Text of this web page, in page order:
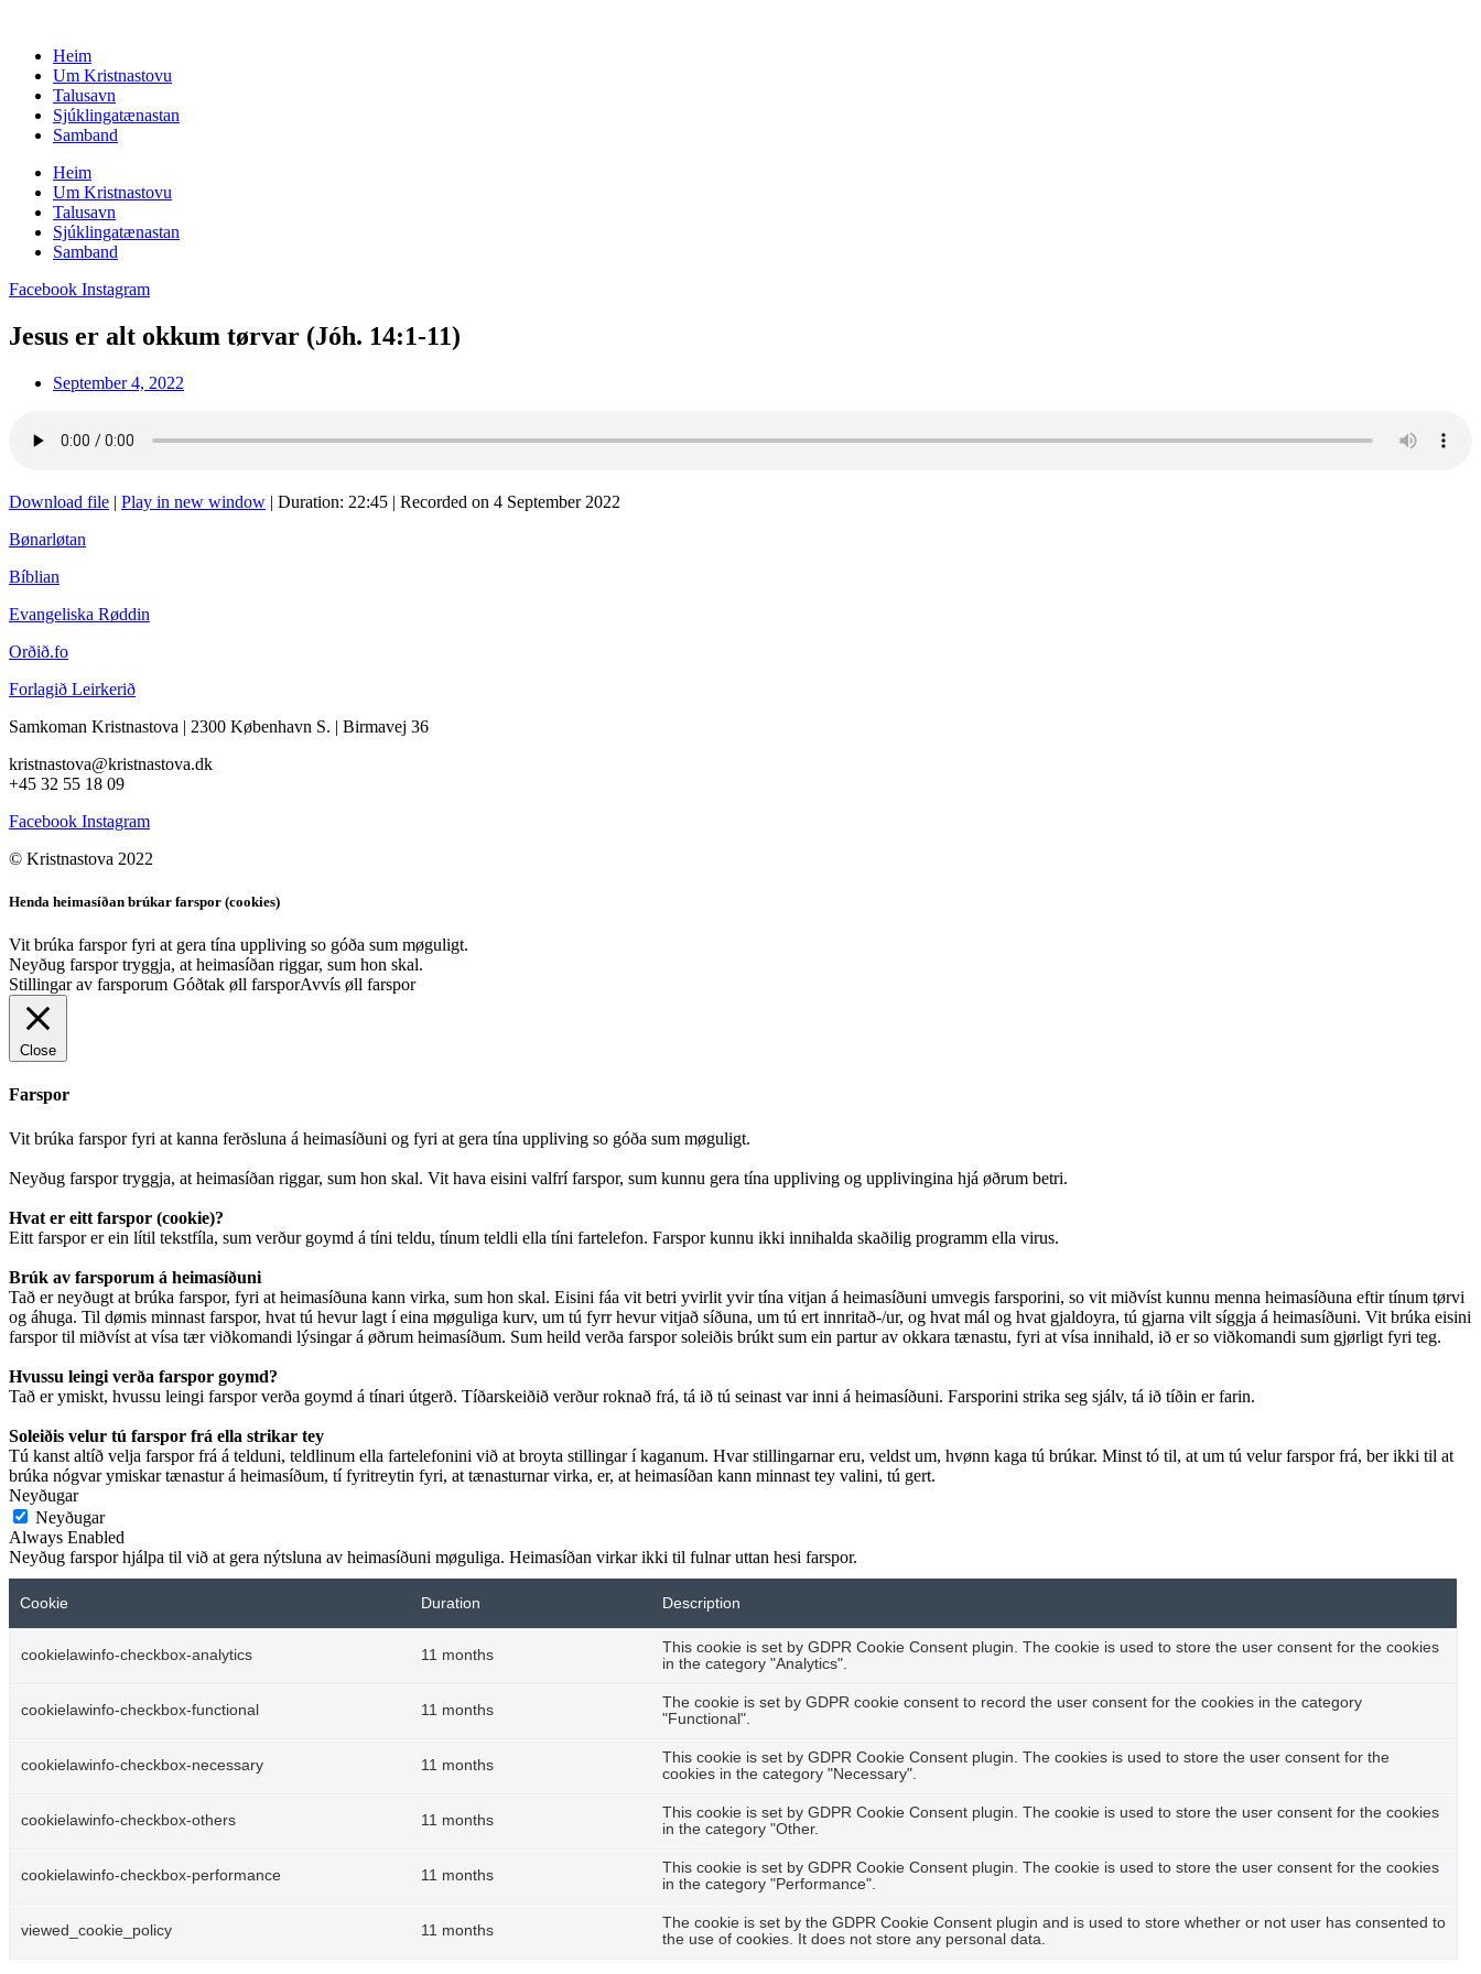
contentHeim
Um Kristnastovu
Talusavn
Sjúklingatænastan
Samband
Heim
Um Kristnastovu
Talusavn
Sjúklingatænastan
Samband
Facebook Instagram
Jesus er alt okkum tørvar (Jóh. 14:1-11)
September 4, 2022
Download file | Play in new window | Duration: 22:45 | Recorded on 4 September 2022
Bønarløtan
Bíblian
Evangeliska Røddin
Orðið.fo
Forlagið Leirkerið
Samkoman Kristnastova | 2300 København S. | Birmavej 36
kristnastova@kristnastova.dk
+45 32 55 18 09
Facebook Instagram
© Kristnastova 2022
Henda heimasíðan brúkar farspor (cookies)
Vit brúka farspor fyri at gera tína uppliving so góða sum møguligt.
Neyðug farspor tryggja, at heimasíðan riggar, sum hon skal.
Stillingar av farsporum Góðtak øll farsporAvvís øll farspor
Close
Farspor
Vit brúka farspor fyri at kanna ferðsluna á heimasíðuni og fyri at gera tína uppliving so góða sum møguligt.
Neyðug farspor tryggja, at heimasíðan riggar, sum hon skal. Vit hava eisini valfrí farspor, sum kunnu gera tína uppliving og upplivingina hjá øðrum betri.
Hvat er eitt farspor (cookie)?
Eitt farspor er ein lítil tekstfíla, sum verður goymd á tíni teldu, tínum teldli ella tíni fartelefon. Farspor kunnu ikki innihalda skaðilig programm ella virus.
Brúk av farsporum á heimasíðuni
Tað er neyðugt at brúka farspor, fyri at heimasíðuna kann virka, sum hon skal. Eisini fáa vit betri yvirlit yvir tína vitjan á heimasíðuni umvegis farsporini, so vit miðvíst kunnu menna heimasíðuna eftir tínum tørvi
og áhuga. Til dømis minnast farspor, hvat tú hevur lagt í eina møguliga kurv, um tú fyrr hevur vitjað síðuna, um tú ert innritað-/ur, og hvat mál og hvat gjaldoyra, tú gjarna vilt síggja á heimasíðuni. Vit brúka eisini
farspor til miðvíst at vísa tær viðkomandi lýsingar á øðrum heimasíðum. Sum heild verða farspor soleiðis brúkt sum ein partur av okkara tænastu, fyri at vísa innihald, ið er so viðkomandi sum gjørligt fyri teg.
Hvussu leingi verða farspor goymd?
Tað er ymiskt, hvussu leingi farspor verða goymd á tínari útgerð. Tíðarskeiðið verður roknað frá, tá ið tú seinast var inni á heimasíðuni. Farsporini strika seg sjálv, tá ið tíðin er farin.
Soleiðis velur tú farspor frá ella strikar tey
Tú kanst altíð velja farspor frá á telduni, teldlinum ella fartelefonini við at broyta stillingar í kaganum. Hvar stillingarnar eru, veldst um, hvønn kaga tú brúkar. Minst tó til, at um tú velur farspor frá, ber ikki til at
brúka nógvar ymiskar tænastur á heimasíðum, tí fyritreytin fyri, at tænasturnar virka, er, at heimasíðan kann minnast tey valini, tú gert.
Neyðugar
Neyðugar
Always Enabled
Neyðug farspor hjálpa til við at gera nýtsluna av heimasíðuni møguliga. Heimasíðan virkar ikki til fulnar uttan hesi farspor.
Cookie Duration Description
cookielawinfo-checkbox-analytics 11 months
This cookie is set by GDPR Cookie Consent plugin. The cookie is used to store the user consent for the cookies
in the category "Analytics".
cookielawinfo-checkbox-functional 11 months
The cookie is set by GDPR cookie consent to record the user consent for the cookies in the category
"Functional".
cookielawinfo-checkbox-necessary 11 months
This cookie is set by GDPR Cookie Consent plugin. The cookies is used to store the user consent for the
cookies in the category "Necessary".
cookielawinfo-checkbox-others 11 months
This cookie is set by GDPR Cookie Consent plugin. The cookie is used to store the user consent for the cookies
in the category "Other.
cookielawinfo-checkbox-performance 11 months
This cookie is set by GDPR Cookie Consent plugin. The cookie is used to store the user consent for the cookies
in the category "Performance".
viewed_cookie_policy 11 months
The cookie is set by the GDPR Cookie Consent plugin and is used to store whether or not user has consented to
the use of cookies. It does not store any personal data.